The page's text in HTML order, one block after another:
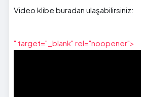
Video klibe buradan ulaşabilirsiniz:
" target="_blank" rel="noopener">